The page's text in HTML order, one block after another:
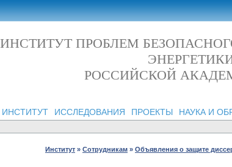
ИНСТИТУТ ПРОБЛЕМ
РОССИЙСКОЙ
ИНСТИТУТ ИССЛЕДОВАНИЯ ПРОЕКТЫ НАУКА И
Институт » Сотрудникам » Объявления о защите